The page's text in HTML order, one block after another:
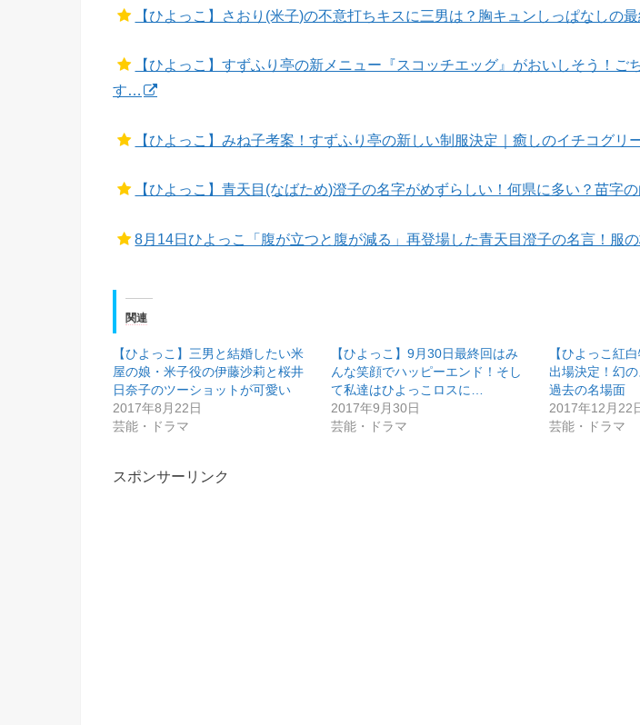
【ひよっこ】さおり(米子)の不意打ちキスに三男は？胸キュンしっぱなしの
【ひよっこ】すずふり亭の新メニュー『スコッチエッグ』がおいしそう！ご
す…
【ひよっこ】みね子考案！すずふり亭の新しい制服決定｜癒しのイチコグリ
【ひよっこ】青天目(なばため)澄子の名字がめずらしい！何県に多い？苗字の
8月14日ひよっこ「腹が立つと腹が減る」再登場した青天目澄子の名言！服
関連
【ひよっこ】三男と結婚したい米
屋の娘・米子役の伊藤沙莉と桜井
日奈子のツーショットが可愛い
2017年8月22日
芸能・ドラマ
【ひよっこ】9月30日最終回はみ
んな笑顔でハッピーエンド！そし
て私達はひよっこロスに…
2017年9月30日
芸能・ドラマ
【ひよっこ紅
出場決定！幻
過去の名場面
2017年12月22
芸能・ドラマ
スポンサーリンク